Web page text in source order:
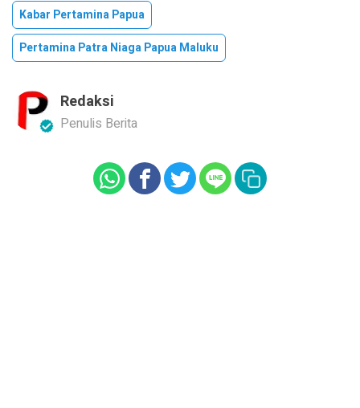
Kabar Pertamina Papua
Pertamina Patra Niaga Papua Maluku
Redaksi
Penulis Berita